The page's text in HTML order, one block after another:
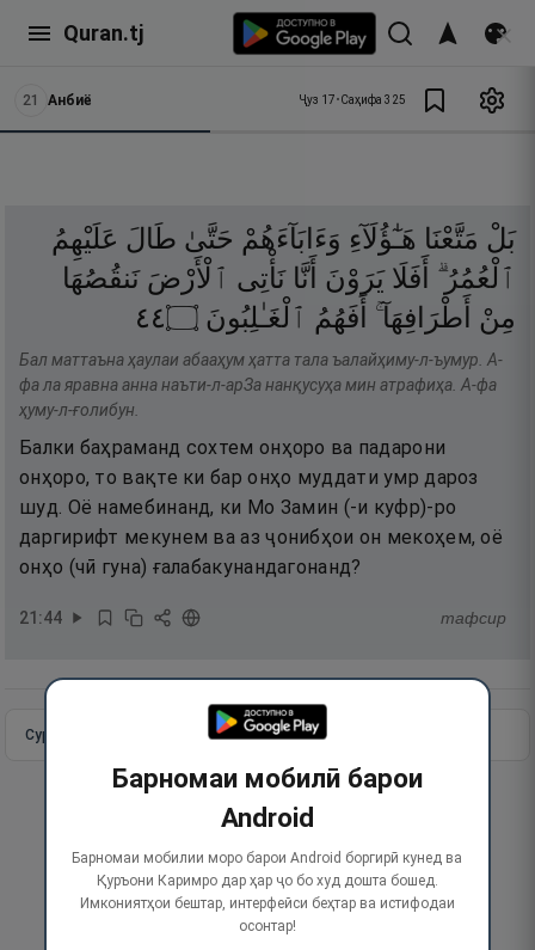
Quran.tj
21 Анбиё Ҷуз 17•Саҳифа 325
بَلْ مَتَّعْنَا هَـٰٓؤُلَآءِ وَءَابَآءَهُمْ حَتَّىٰ طَالَ عَلَيْهِمُ
ٱلْعُمُرُ ۗ أَفَلَا يَرَوْنَ أَنَّا نَأْتِى ٱلْأَرْضَ نَنقُصُهَا
مِنْ
أَطْرَافِهَآ ۚ أَفَهُمُ ٱلْغَـٰلِبُونَ ۝٤٤
Бал маттаъна ҳаулаи абааҳум ҳатта тала ъалайҳиму-л-ъумур. А-
фа ла яравна анна наъти-л-арЗа нанқусуҳа мин атрафиҳа. А-фа
ҳуму-л-ғолибун.
Балки баҳраманд сохтем онҳоро ва падарони
онҳоро, то вақте ки бар онҳо муддати умр дароз
шуд. Оё намебинанд, ки Мо Замин (-и куфр)-ро
даргирифт мекунем ва аз ҷонибҳои он мекоҳем, оё
онҳо (чӣ гуна) ғалабакунандагонанд?
21:44 тафсир
Сураи пурра Идома додан
Барномаи мобилӣ барои
Android
Барномаи мобилии моро барои Android боргирӣ кунед ва
Қуръони Каримро дар ҳар ҷо бо худ дошта бошед.
Имкониятҳои бештар, интерфейси беҳтар ва истифодаи
осонтар!